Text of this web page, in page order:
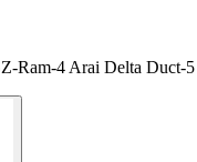
Ram-4 Arai Delta Duct-5